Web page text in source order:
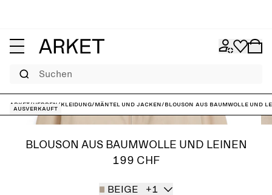
Suchen
ARKET/Herren /Kleidung/Mäntel und Jacken/Blouson aus Baumwolle und
Ausverkauft
BLOUSON AUS BAUMWOLLE UND LEINEN
199 CHF
BEIGE +1